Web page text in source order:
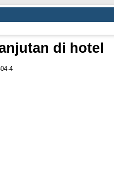
di hotel
4